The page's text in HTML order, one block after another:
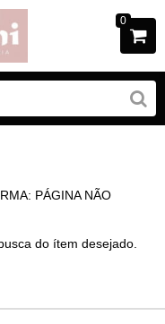
0
PÁGINA NÃO
do ítem desejado.